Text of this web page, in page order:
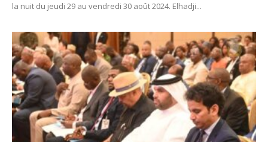
la nuit du jeudi 29 au vendredi 30 août 2024. Elhadji...